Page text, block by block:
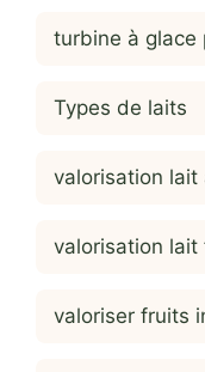
turbine à glace
Types de laits
valorisation lait
valorisation lait
valoriser fruits